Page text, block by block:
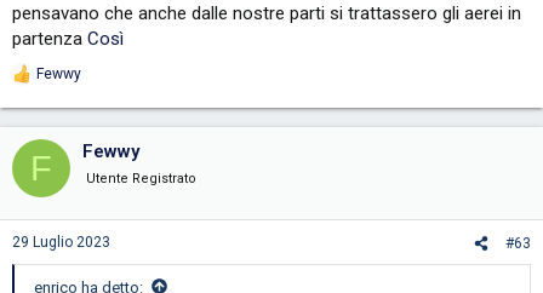
pensavano che anche dalle nostre parti si trattassero gli aerei in
partenza Così
R
t
i
n
s
Fewwy
F Fewwy
Utente Registrato
29 Luglio 2023 #63
enrico ha detto: